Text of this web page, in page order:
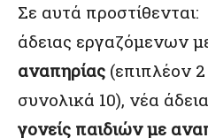
Σε αυτά
άδειας εργαζόμενων
αναπηρίας (επιπλέον
συνολικά 10), νέα
γονείς παιδιών με